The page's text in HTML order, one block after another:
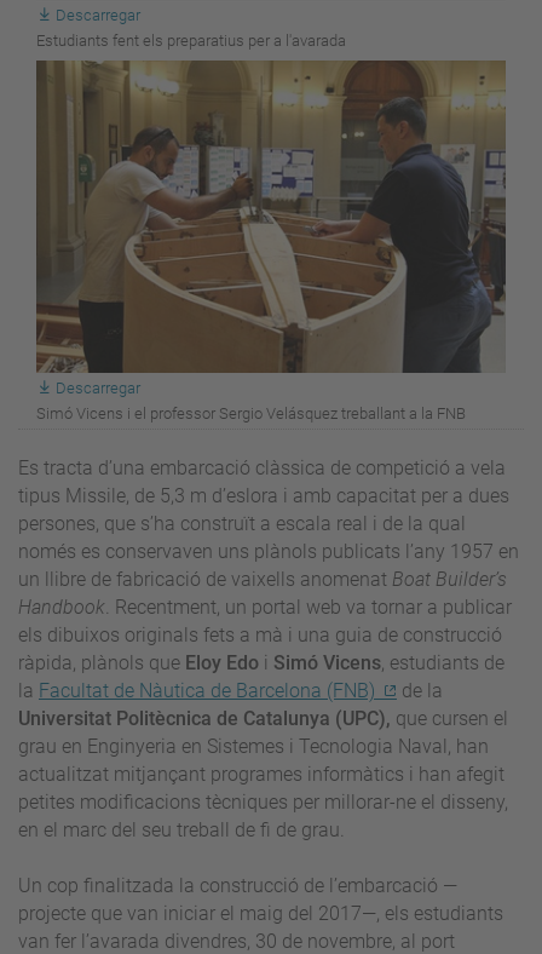
Descarregar
Estudiants fent els preparatius per a l'avarada
Descarregar
Simó Vicens i el professor Sergio Velásquez treballant a la FNB
Es tracta d’una embarcació clàssica de competició a vela
tipus Missile, de 5,3 m d’eslora i amb capacitat per a dues
persones, que s’ha construït a escala real i de la qual
només es conservaven uns plànols publicats l’any 1957 en
un llibre de fabricació de vaixells anomenat Boat Builder’s
Handbook . Recentment, un portal web va tornar a publicar
els dibuixos originals fets a mà i una guia de construcció
ràpida, plànols que Eloy Edo i Simó Vicens , estudiants de
la Facultat de Nàutica de Barcelona (FNB)
de la
Universitat Politècnica de Catalunya (UPC), que cursen el
grau en Enginyeria en Sistemes i Tecnologia Naval, han
actualitzat mitjançant programes informàtics i han afegit
petites modificacions tècniques per millorar-ne el disseny,
en el marc del seu treball de fi de grau.
Un cop finalitzada la construcció de l’embarcació —
projecte que van iniciar el maig del 2017—, els estudiants
van fer l’avarada divendres, 30 de novembre, al port